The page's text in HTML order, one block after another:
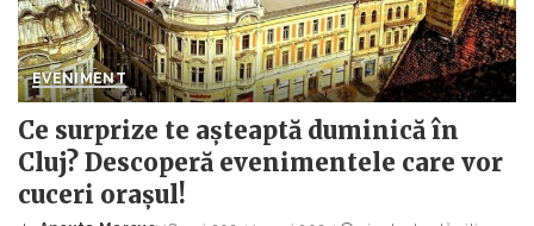
EVENIMENT
Ce surprize te așteaptă duminică în
Cluj? Descoperă evenimentele care vor
cuceri orașul!